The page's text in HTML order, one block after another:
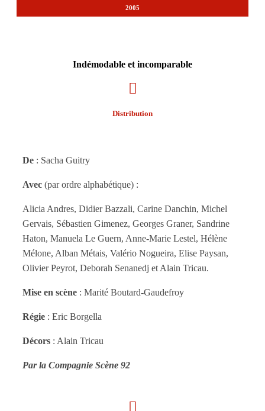
2005
Indémodable et incomparable
Distribution
De : Sacha Guitry
Avec (par ordre alphabétique) :
Alicia Andres, Didier Bazzali, Carine Danchin, Michel
Gervais, Sébastien Gimenez, Georges Graner, Sandrine
Haton, Manuela Le Guern, Anne-Marie Lestel, Hélène
Mélone, Alban Métais, Valério Nogueira, Elise Paysan,
Olivier Peyrot, Deborah Senanedj et Alain Tricau.
Mise en scène : Marité Boutard-Gaudefroy
Régie : Eric Borgella
Décors : Alain Tricau
Par la Compagnie Scène 92